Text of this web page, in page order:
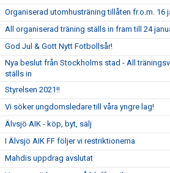
Organiserad utomhusträning tillåten fr.o.m. 16
All organiserad träning ställs in fram till 24
God Jul & Gott Nytt Fotbollsår!
Nya beslut från Stockholms stad - All
ställs in
Styrelsen 2021!!
Vi söker ungdomsledare till våra yngre lag!
Älvsjö AIK - köp, byt, sälj
I Älvsjö AIK FF följer vi restriktionerna
Mahdis uppdrag avslutat